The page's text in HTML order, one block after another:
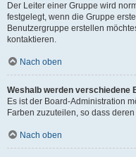
Der Leiter einer Gruppe wird
festgelegt, wenn die Gruppe
Benutzergruppe erstellen
kontaktieren.
Nach oben
Weshalb werden verschiedene
Es ist der Board-Administration
Farben zuzuteilen, so dass
Nach oben